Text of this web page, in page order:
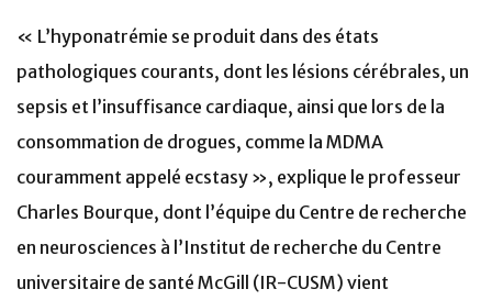
« L’hyponatrémie se produit dans des états
pathologiques courants, dont les lésions cérébrales, un
sepsis et l’insuffisance cardiaque, ainsi que lors de la
consommation de drogues, comme la MDMA
couramment appelé ecstasy », explique le professeur
Charles Bourque, dont l’équipe du Centre de recherche
en neurosciences à l’Institut de recherche du Centre
universitaire de santé McGill (IR-CUSM) vient